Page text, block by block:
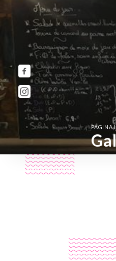
PÁGINA